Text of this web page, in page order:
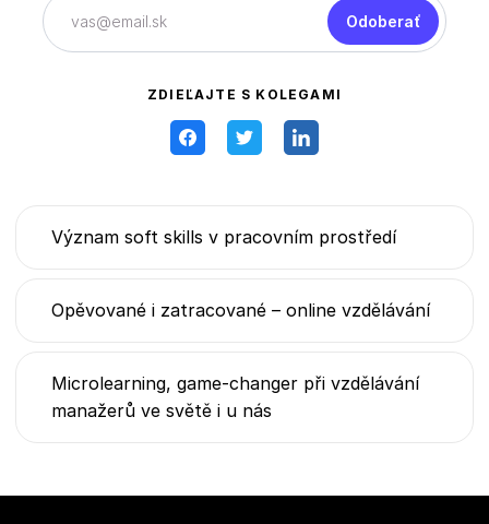
Odoberať
ZDIEĽAJTE S KOLEGAMI
Význam soft skills v pracovním prostředí
Opěvované i zatracované – online vzdělávání
Microlearning, game-changer při vzdělávání
manažerů ve světě i u nás